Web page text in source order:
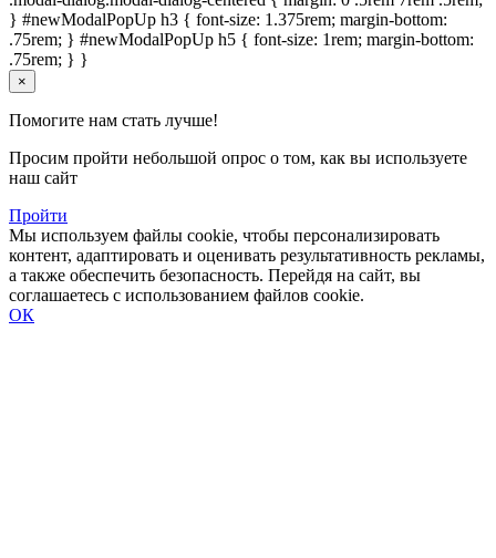
} #newModalPopUp h3 { font-size: 1.375rem; margin-bottom:
.75rem; } #newModalPopUp h5 { font-size: 1rem; margin-bottom:
.75rem; } }
×
Помогите нам стать лучше!
Просим пройти небольшой опрос о том, как вы используете
наш сайт
Пройти
Мы используем файлы cookie, чтобы персонализировать
контент, адаптировать и оценивать результативность рекламы,
а также обеспечить безопасность. Перейдя на сайт, вы
соглашаетесь с использованием файлов cookie.
ОК